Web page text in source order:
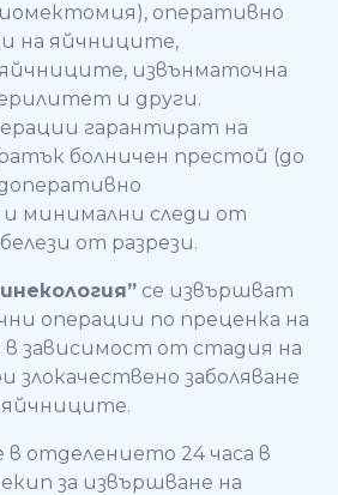
оперативно
на яйчниците,
извънматочна
и други.
гарантират на
болничен престой (до
и минимални следи от
от разрези.
се извършват
операции по преценка на
зависимост от стадия на
злокачествено заболяване
в отделението 24 часа в
за извършване на